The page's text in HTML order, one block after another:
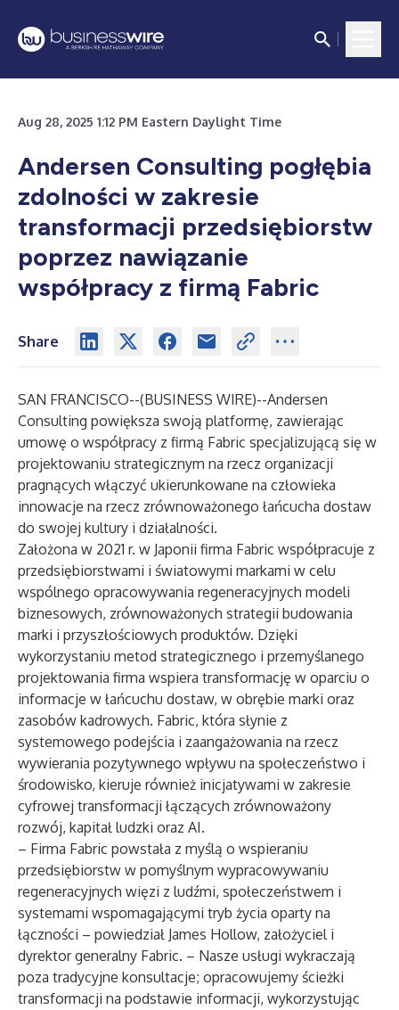
Aug 28, 2025 1:12 PM Eastern Daylight Time
Andersen Consulting pogłębia
zdolności w zakresie
transformacji przedsiębiorstw
poprzez nawiązanie
współpracy z firmą Fabric
Share
SAN FRANCISCO--(BUSINESS WIRE)--Andersen
Consulting powiększa swoją platformę, zawierając
umowę o współpracy z firmą Fabric specjalizującą się w
projektowaniu strategicznym na rzecz organizacji
pragnących włączyć ukierunkowane na człowieka
innowacje na rzecz zrównoważonego łańcucha dostaw
do swojej kultury i działalności.
Założona w 2021 r. w Japonii firma Fabric współpracuje z
przedsiębiorstwami i światowymi markami w celu
wspólnego opracowywania regeneracyjnych modeli
biznesowych, zrównoważonych strategii budowania
marki i przyszłościowych produktów. Dzięki
wykorzystaniu metod strategicznego i przemyślanego
projektowania firma wspiera transformację w oparciu o
informacje w łańcuchu dostaw, w obrębie marki oraz
zasobów kadrowych. Fabric, która słynie z
systemowego podejścia i zaangażowania na rzecz
wywierania pozytywnego wpływu na społeczeństwo i
środowisko, kieruje również inicjatywami w zakresie
cyfrowej transformacji łączących zrównoważony
rozwój, kapitał ludzki oraz AI.
– Firma Fabric powstała z myślą o wspieraniu
przedsiębiorstw w pomyślnym wypracowywaniu
regeneracyjnych więzi z ludźmi, społeczeństwem i
systemami wspomagającymi tryb życia oparty na
łączności – powiedział James Hollow, założyciel i
dyrektor generalny Fabric. – Nasze usługi wykraczają
poza tradycyjne konsultacje; opracowujemy ścieżki
transformacji na podstawie informacji, wykorzystując